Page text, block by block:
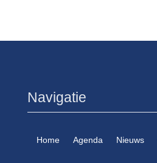
Navigatie
Home Agenda Nieuws